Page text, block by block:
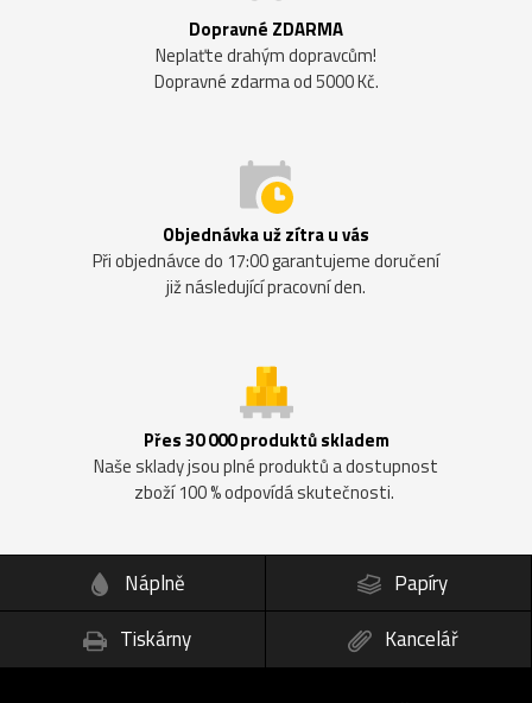
Dopravné ZDARMA
Neplaťte drahým dopravcům!
Dopravné zdarma od 5000 Kč.
Objednávka už zítra u vás
Při objednávce do 17:00 garantujeme doručení
již následující pracovní den.
Přes 30 000 produktů skladem
Naše sklady jsou plné produktů a dostupnost
zboží 100 % odpovídá skutečnosti.
Náplně
Papíry
Tiskárny
Kancelář